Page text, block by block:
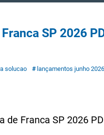
SP 2026
solucao lançamentos junho 2026
Franca SP 2026